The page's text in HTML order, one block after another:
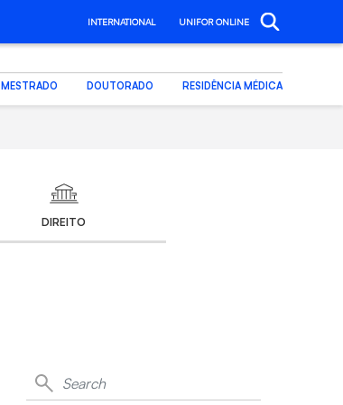
INTERNATIONAL UNIFOR ONLINE
MESTRADO DOUTORADO RESIDÊNCIA MÉDICA
DIREITO